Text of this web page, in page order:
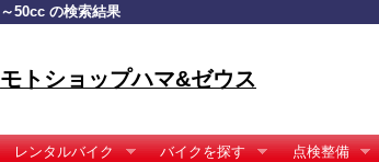
～50cc の検索結果
モトショップハマ&ゼウス
レンタルバイク バイクを探す 点検整備